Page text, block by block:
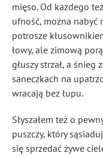
mięso. Od każdego
ufność, można nabyć
potrosze
łowy, ale zimową
głuszy strzał, a
saneczkach na
wracają bez łupu.
Słyszałem też o
puszczy, który
się sprzedać żywe